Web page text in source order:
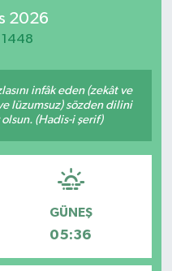
2026
1448
infâk eden (zekât ve
lüzumsuz) sözden dilini
(Hadis-i şerif)
GÜNEŞ
05:36